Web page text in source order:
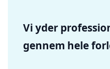
Vi yder
gennem hele